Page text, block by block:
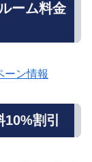
ーム料金
ーン情報
割引